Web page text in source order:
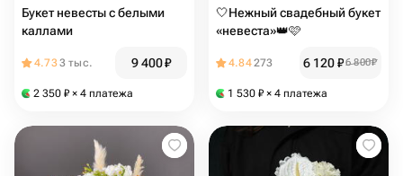
Букет невесты с белыми
каллами
4.733 тыс. 9 400₽
2 350 ₽ × 4 платежа
🤍Нежный свадебный букет
«невеста»👑🩷
4.84273 6 120₽6 800₽
1 530 ₽ × 4 платежа